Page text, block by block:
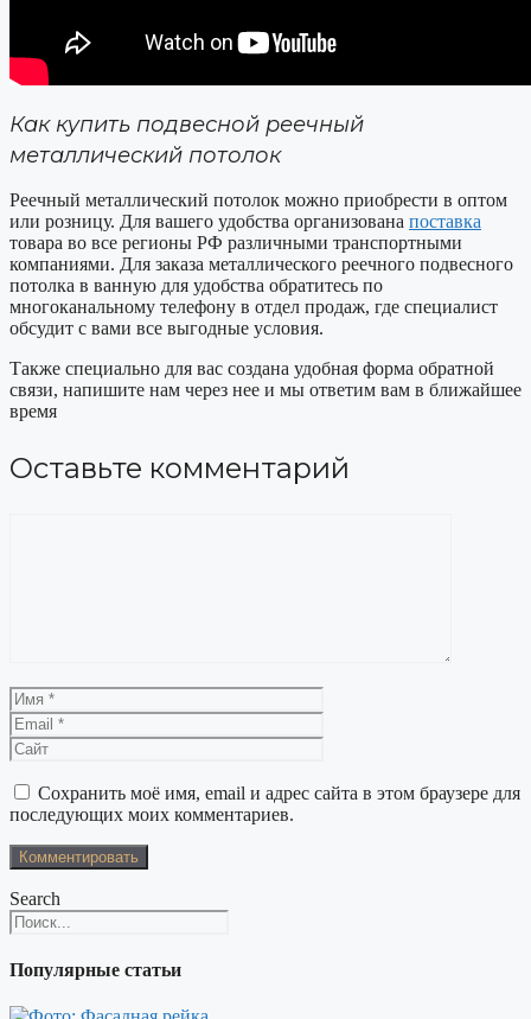
Как купить подвесной реечный
металлический потолок
Реечный металлический потолок можно приобрести в оптом
или розницу. Для вашего удобства организована поставка
товара во все регионы РФ различными транспортными
компаниями. Для заказа металлического реечного подвесного
потолка в ванную для удобства обратитесь по
многоканальному телефону в отдел продаж, где специалист
обсудит с вами все выгодные условия.
Также специально для вас создана удобная форма обратной
связи, напишите нам через нее и мы ответим вам в ближайшее
время
Оставьте комментарий
Имя
Сохранить моё имя, email и адрес сайта в этом браузере для
последующих моих комментариев.
Search
Популярные статьи